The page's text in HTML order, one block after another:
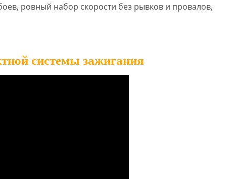
ровный набор скорости без рывков и провалов,
системы зажигания